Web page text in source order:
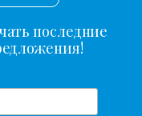
последние